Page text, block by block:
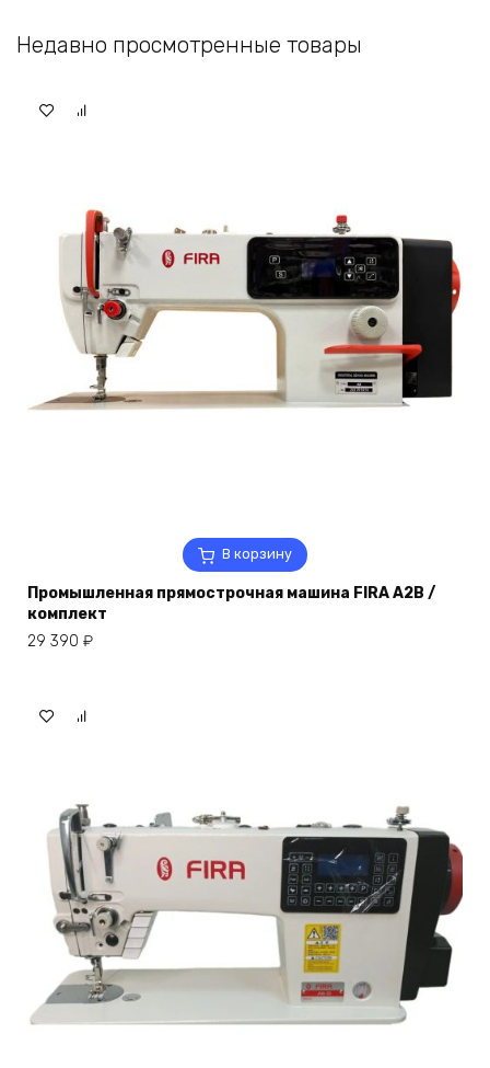
Недавно просмотренные товары
В корзину
Промышленная прямострочная машина FIRA A2B /
комплект
29 390 ₽